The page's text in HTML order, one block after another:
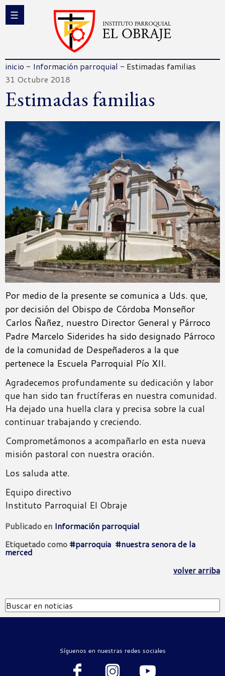
inicio - Información parroquial - Estimadas familias
31 Octubre 2018
Estimadas familias
Por medio de la presente se comunica a Uds. que,
por decisión del Obispo de Córdoba Monseñor
Carlos Ñañez, nuestro Director General y Párroco
Padre Marcelo Siderides ha sido designado Párroco
de la comunidad de Despeñaderos a la que
pertenece la Escuela Parroquial Pío XII.
Agradecemos profundamente su dedicación y labor
que han sido tan fructíferas en nuestra comunidad.
Ha dejado una huella clara y precisa sobre la cual
continuar trabajando y creciendo.
Comprometámonos a acompañarlo en esta nueva
misión pastoral con nuestra oración.
Los saluda atte.
Equipo directivo
Instituto Parroquial El Obraje
Publicado en Información parroquial
Etiquetado como
parroquia nuestra senora de la
merced
volver arriba
Síguenos en nuestras redes sociales